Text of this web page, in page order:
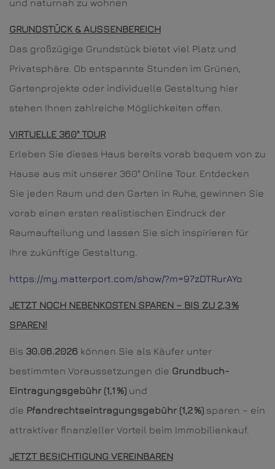
und naturnah zu wohnen
GRUNDSTÜCK & AUSSENBEREICH
Das großzügige Grundstück bietet viel Platz und
Privatsphäre. Ob entspannte Stunden im Grünen,
Gartenprojekte oder individuelle Gestaltung hier
stehen Ihnen zahlreiche Möglichkeiten offen.
VIRTUELLE 360° TOUR
Erleben Sie dieses Haus bereits vorab bequem von zu
Hause aus mit unserer 360° Online Tour. Entdecken
Sie jeden Raum und den Garten in Ruhe, gewinnen Sie
vorab einen ersten realistischen Eindruck der
Raumaufteilung und lassen Sie sich inspirieren für
Ihre zukünftige Gestaltung.
https://my.matterport.com/show/?m=97zDTRurAYo
JETZT NOCH NEBENKOSTEN SPAREN – BIS ZU 2,3 %
SPAREN!
Bis 30.06.2026 können Sie als Käufer unter
bestimmten Voraussetzungen die Grundbuch-
Eintragungsgebühr (1,1 %) und
die Pfandrechtseintragungsgebühr (1,2 %) sparen – ein
attraktiver finanzieller Vorteil beim Immobilienkauf.
JETZT BESICHTIGUNG VEREINBAREN